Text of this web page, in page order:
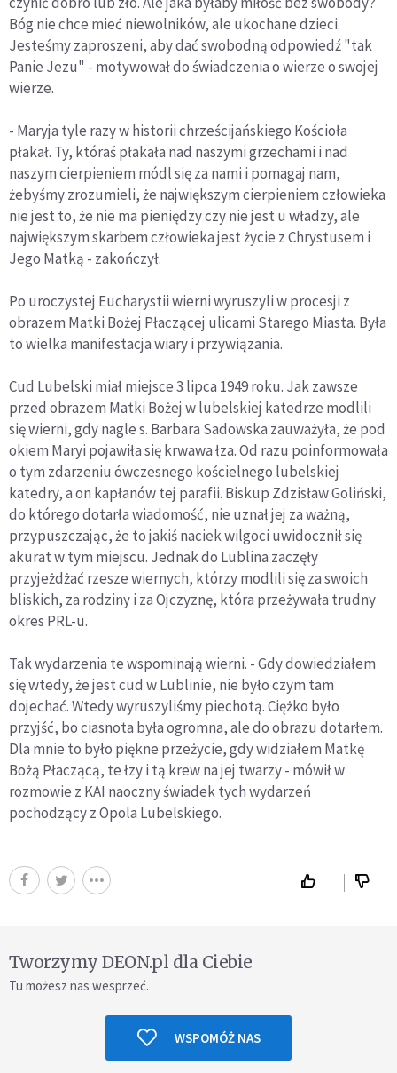
Bóg nie chce mieć niewolników, ale ukochane dzieci.
Jesteśmy zaproszeni, aby dać swobodną odpowiedź "tak
Panie Jezu" - motywował do świadczenia o wierze o swojej
wierze.
- Maryja tyle razy w historii chrześcijańskiego Kościoła
płakał. Ty, któraś płakała nad naszymi grzechami i nad
naszym cierpieniem módl się za nami i pomagaj nam,
żebyśmy zrozumieli, że największym cierpieniem człowieka
nie jest to, że nie ma pieniędzy czy nie jest u władzy, ale
największym skarbem człowieka jest życie z Chrystusem i
Jego Matką - zakończył.
Po uroczystej Eucharystii wierni wyruszyli w procesji z
obrazem Matki Bożej Płaczącej ulicami Starego Miasta. Była
to wielka manifestacja wiary i przywiązania.
Cud Lubelski miał miejsce 3 lipca 1949 roku. Jak zawsze
przed obrazem Matki Bożej w lubelskiej katedrze modlili
się wierni, gdy nagle s. Barbara Sadowska zauważyła, że pod
okiem Maryi pojawiła się krwawa łza. Od razu poinformowała
o tym zdarzeniu ówczesnego kościelnego lubelskiej
katedry, a on kapłanów tej parafii. Biskup Zdzisław Goliński,
do którego dotarła wiadomość, nie uznał jej za ważną,
przypuszczając, że to jakiś naciek wilgoci uwidocznił się
akurat w tym miejscu. Jednak do Lublina zaczęły
przyjeżdżać rzesze wiernych, którzy modlili się za swoich
bliskich, za rodziny i za Ojczyznę, która przeżywała trudny
okres PRL-u.
Tak wydarzenia te wspominają wierni. - Gdy dowiedziałem
się wtedy, że jest cud w Lublinie, nie było czym tam
dojechać. Wtedy wyruszyliśmy piechotą. Ciężko było
przyjść, bo ciasnota była ogromna, ale do obrazu dotarłem.
Dla mnie to było piękne przeżycie, gdy widziałem Matkę
Bożą Płaczącą, te łzy i tą krew na jej twarzy - mówił w
rozmowie z KAI naoczny świadek tych wydarzeń
pochodzący z Opola Lubelskiego.
Tworzymy DEON.pl dla Ciebie
Tu możesz nas wesprzeć.
WSPOMÓŻ NAS